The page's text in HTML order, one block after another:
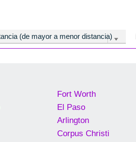
Fort Worth
El Paso
Arlington
Corpus Christi